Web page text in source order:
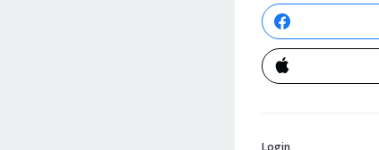
Login